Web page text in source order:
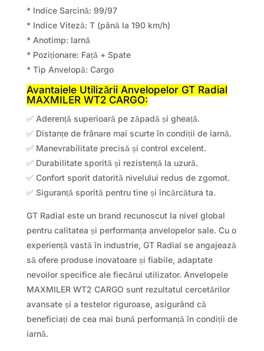
* Indice Sarcină: 99/97
* Indice Viteză: T (până la 190 km/h)
* Anotimp: Iarnă
* Poziționare: Față + Spate
* Tip Anvelopă: Cargo
Avantajele Utilizării Anvelopelor GT Radial
MAXMILER WT2 CARGO:
✅ Aderență superioară pe zăpadă și gheață.
✅ Distanțe de frânare mai scurte în condiții de iarnă.
✅ Manevrabilitate precisă și control excelent.
✅ Durabilitate sporită și rezistență la uzură.
✅ Confort sporit datorită nivelului redus de zgomot.
✅ Siguranță sporită pentru tine și încărcătura ta.
GT Radial este un brand recunoscut la nivel global
pentru calitatea și performanța anvelopelor sale. Cu o
experiență vastă în industrie, GT Radial se angajează
să ofere produse inovatoare și fiabile, adaptate
nevoilor specifice ale fiecărui utilizator. Anvelopele
MAXMILER WT2 CARGO sunt rezultatul cercetărilor
avansate și a testelor riguroase, asigurând că
beneficiați de cea mai bună performanță în condiții de
iarnă.